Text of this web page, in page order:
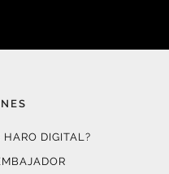
HARO DIGITAL?